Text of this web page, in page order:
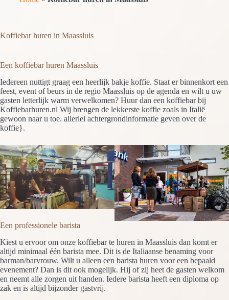
Koffiebar huren in Maassluis
Een koffiebar huren Maassluis
Iedereen nuttigt graag een heerlijk bakje koffie. Staat er binnenkort een
feest, event of beurs in de regio Maassluis op de agenda en wilt u uw
gasten letterlijk warm verwelkomen? Huur dan een koffiebar bij
Koffiebarhuren.nl Wij brengen de lekkerste koffie zoals in Italië
gewoon naar u toe. allerlei achtergrondinformatie geven over de
koffie}.
Een professionele barista
Kiest u ervoor om onze koffiebar te huren in Maassluis dan komt er
altijd minimaal één barista mee. Dit is de Italiaanse benaming voor
barman/barvrouw. Wilt u alleen een barista huren voor een bepaald
evenement? Dan is dit ook mogelijk. Hij of zij heet de gasten welkom
en neemt alle zorgen uit handen. Iedere barista heeft een diploma op
zak en is altijd bijzonder gastvrij.